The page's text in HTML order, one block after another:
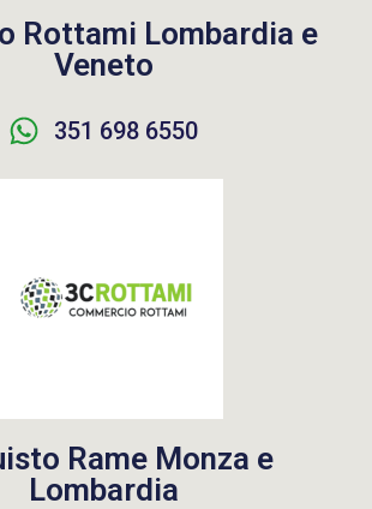
Rottami Lombardia e
Veneto
351 698 6550
Rame Monza e
Lombardia